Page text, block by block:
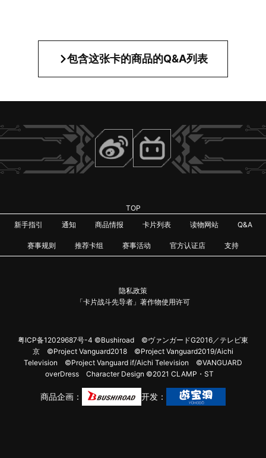
包含这张卡的商品的Q&A列表
TOP
新手指引
通知 商品情报 卡片列表 读物网站 Q&A
赛事规则 推荐卡组 赛事活动 官方认证店 支持
隐私政策
「卡片战斗先导者」著作物使用许可
粤ICP备12029687号-4 ©Bushiroad ©ヴァンガードG2016／テレビ東
京 ©Project Vanguard2018 ©Project Vanguard2019/Aichi
Television ©Project Vanguard if/Aichi Television ©VANGUARD
overDress Character Design ©2021 CLAMP・ST
商品企画： 开发：